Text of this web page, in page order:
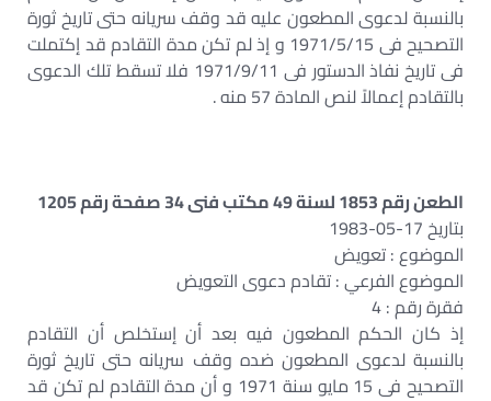
بالنسبة لدعوى المطعون عليه قد وقف سريانه حتى تاريخ ثورة
التصحيح فى 1971/5/15 و إذ لم تكن مدة التقادم قد إكتملت
فى تاريخ نفاذ الدستور فى 1971/9/11 فلا تسقط تلك الدعوى
بالتقادم إعمالاً لنص المادة 57 منه .
الطعن رقم 1853 لسنة 49 مكتب فنى 34 صفحة رقم 1205
بتاريخ 17-05-1983
الموضوع : تعويض
الموضوع الفرعي : تقادم دعوى التعويض
فقرة رقم : 4
إذ كان الحكم المطعون فيه بعد أن إستخلص أن التقادم
بالنسبة لدعوى المطعون ضده وقف سريانه حتى تاريخ ثورة
التصحيح فى 15 مايو سنة 1971 و أن مدة التقادم لم تكن قد